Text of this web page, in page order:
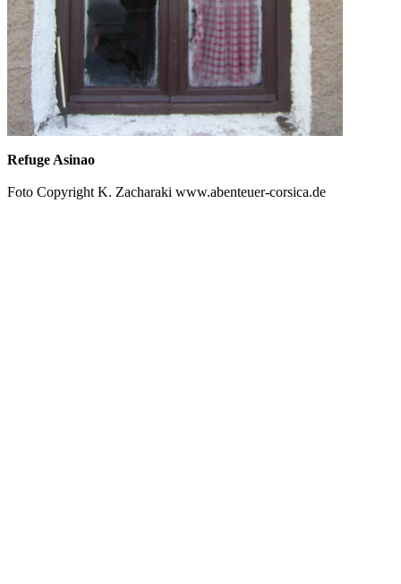
Refuge Asinao
Foto Copyright K. Zacharaki www.abenteuer-corsica.de